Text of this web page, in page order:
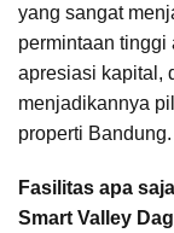
yang sangat
permintaan tinggi
apresiasi kapital,
menjadikannya
properti Bandung.
Fasilitas apa
Smart Valley